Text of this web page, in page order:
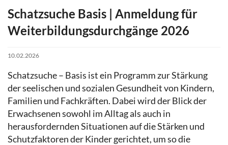
Schatzsuche Basis | Anmeldung für
Weiterbildungsdurchgänge 2026
10.02.2026
Schatzsuche – Basis ist ein Programm zur Stärkung
der seelischen und sozialen Gesundheit von Kindern,
Familien und Fachkräften. Dabei wird der Blick der
Erwachsenen sowohl im Alltag als auch in
herausfordernden Situationen auf die Stärken und
Schutzfaktoren der Kinder gerichtet, um so die